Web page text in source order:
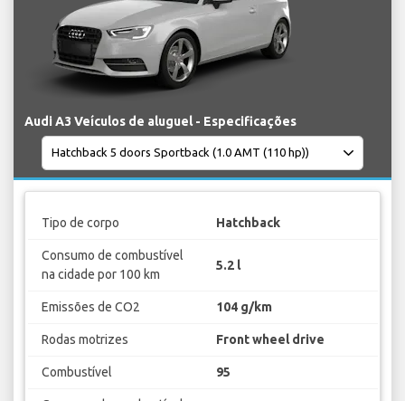
Audi A3 Veículos de aluguel - Especificações
Tipo de corpo Hatchback
Consumo de combustível
na cidade por 100 km
5.2 l
Emissões de CO2 104 g/km
Rodas motrizes Front wheel drive
Combustível 95